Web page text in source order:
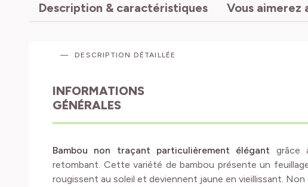
Description & caractéristiques Vous aimerez
DESCRIPTION DÉTAILLÉE
INFORMATIONS
GÉNÉRALES
Bambou non traçant particulièrement élégant grâce
retombant. Cette variété de bambou présente un
rougissent au soleil et deviennent jaune en vieillissant.